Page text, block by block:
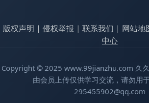
版权声明 | 侵权举报 | 联系我们 | 网站地
中心
Copyright © 2025 www.99jianzhu.com 久
由会员上传仅供学习交流，请勿用
295455902@qq.com